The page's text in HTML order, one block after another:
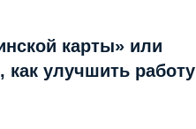
карты» или
как улучшить работу